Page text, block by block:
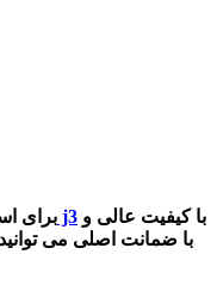
برای قیمت کاور روی موتور اصلی جک j3
با ضمانت اصلی می